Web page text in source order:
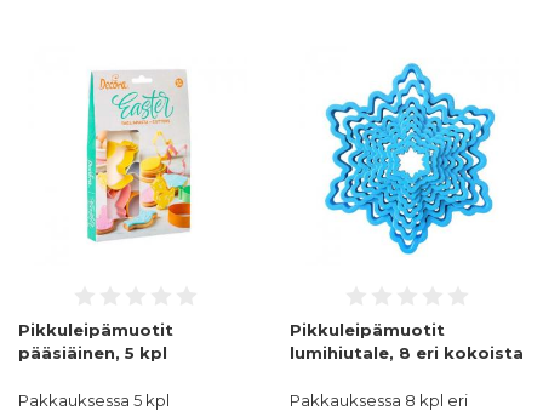
Pikkuleipämuotit
pääsiäinen, 5 kpl
Pakkauksessa 5 kpl
Pikkuleipämuotit
lumihiutale, 8 eri kokoista
Pakkauksessa 8 kpl eri